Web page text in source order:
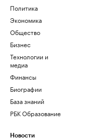
Политика
Экономика
Общество
Бизнес
Технологии и
медиа
Финансы
Биографии
База знаний
РБК Образование
Новости